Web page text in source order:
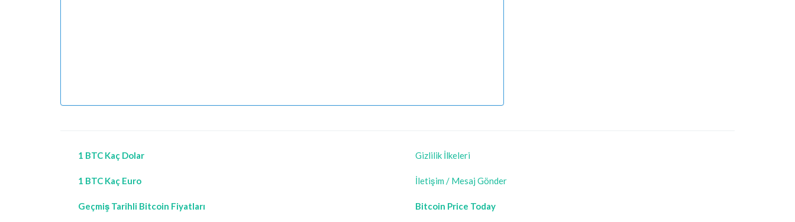
1 BTC Kaç Dolar
1 BTC Kaç Euro
Geçmiş Tarihli Bitcoin Fiyatları
Gizlilik İlkeleri
İletişim / Mesaj Gönder
Bitcoin Price Today